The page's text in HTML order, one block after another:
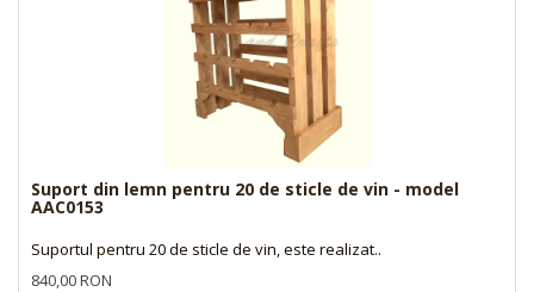
Suport din lemn pentru 20 de sticle de vin - model
AAC0153
Suportul pentru 20 de sticle de vin, este realizat..
840,00 RON